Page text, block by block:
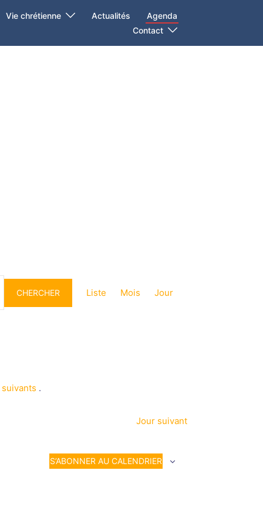
Vie chrétienne Actualités
Agenda
Contact
.
CHERCHER
de
vues
Liste Mois Jour
Jour suivant
S’ABONNER AU CALENDRIER